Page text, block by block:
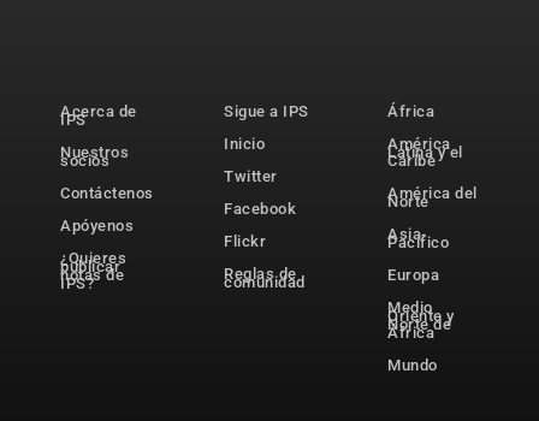
Acerca de
IPS
Nuestros
socios
Contáctenos
Apóyenos
¿Quieres
publicar
notas de
IPS?
Sigue a IPS
Inicio
Twitter
Facebook
Flickr
Reglas de
comunidad
África
América
Latina y el
Caribe
América del
Norte
Asia-
Pacífico
Europa
Medio
Oriente y
Norte de
África
Mundo